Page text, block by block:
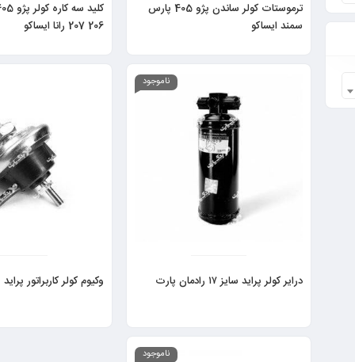
ترموستات کولر ساندن پژو 405 پارس
سمند ایساکو
206 207 رانا ایساکو
ناموجود
درایر کولر پراید سایز ۱۷ رادمان پارت وکیوم کولر کاربراتور پراید
ناموجود